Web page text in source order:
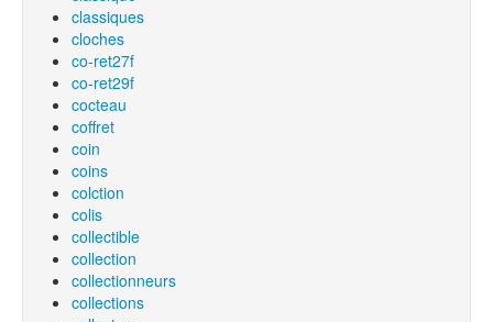
classiques
cloches
co-ret27f
co-ret29f
cocteau
coffret
coin
coins
colction
colis
collectible
collection
collectionneurs
collections